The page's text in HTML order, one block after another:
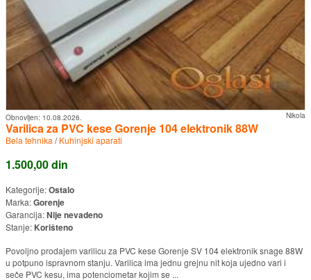
Nikola
Obnovljen: 10.08.2026.
Varilica za PVC kese Gorenje 104 elektronik 88W
Bela tehnika /Kuhinjski aparati
1.500,00 din
Kategorije:Ostalo
Marka:Gorenje
Garancija:Nije nevadeno
Stanje: Korišteno
Povoljno prodajem varilicu za PVC kese Gorenje SV 104 elektronik snage 88W
u potpuno ispravnom stanju. Varilica ima jednu grejnu nit koja ujedno vari i
seče PVC kesu, ima potenciometar kojim se ...